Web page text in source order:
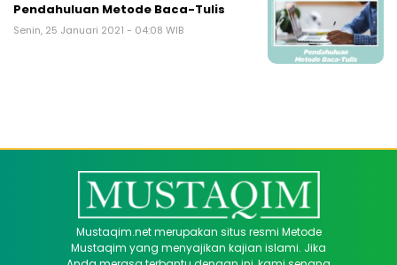
Pendahuluan Metode Baca-Tulis
Senin, 25 Januari 2021 - 04:08 WIB
Mustaqim.net merupakan situs resmi Metode
Mustaqim yang menyajikan kajian islami. Jika